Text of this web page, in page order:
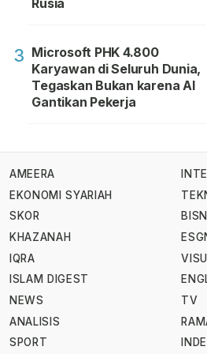
Rusia
3 Microsoft PHK 4.800
Karyawan di Seluruh Dunia,
Tegaskan Bukan karena AI
Gantikan Pekerja
AMEERA
EKONOMI SYARIAH
SKOR
KHAZANAH
IQRA
ISLAM DIGEST
NEWS
ANALISIS
SPORT
TV